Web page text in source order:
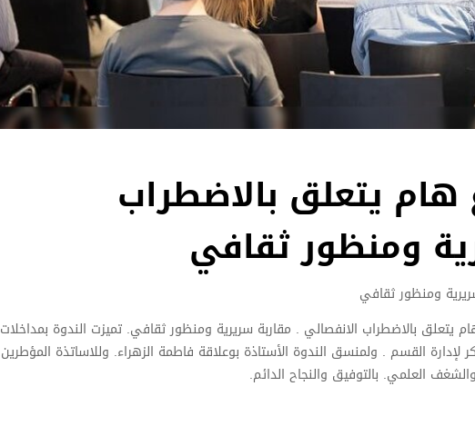
يتعلق بالاضطراب
ومنظور ثقافي
ومنظور ثقافي
بالاضطراب الانفصالي . مقاربة سريرية ومنظور ثقافي. تميزت الندوة بمداخلات
القسم . ولمنسق الندوة الأستاذة بوعلاقة فاطمة الزهراء. وللاساتذة المؤطرين
العلمي. بالتوفيق والنجاح الدائم.